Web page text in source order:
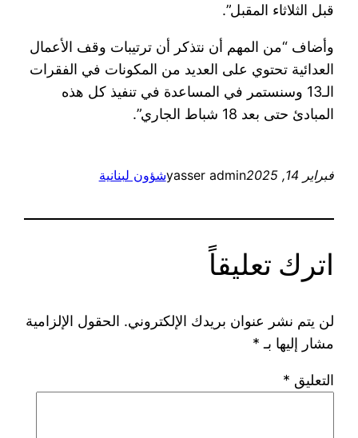
قبل الثلاثاء المقبل”.
وأضاف “من المهم أن نتذكر أن ترتيبات وقف الأعمال
العدائية تحتوي على العديد من المكونات في الفقرات
الـ13 وسنستمر في المساعدة في تنفيذ كل هذه
المبادئ حتى بعد 18 شباط الجاري”.
فبراير 14, 2025 yasser adminشؤون لبنانية
اترك تعليقاً
لن يتم نشر عنوان بريدك الإلكتروني. الحقول الإلزامية
مشار إليها بـ *
التعليق *